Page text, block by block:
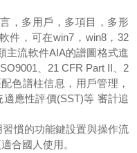
，多用戶，多項目，多形
件，可在win7，win8，32
主流軟件AIA的譜圖格式進
、21 CFR Part II、2
色譜柱信息，用戶管理，
應性評價(SST)等 審計追
慣的功能鍵設置與操作流
合國人使用。